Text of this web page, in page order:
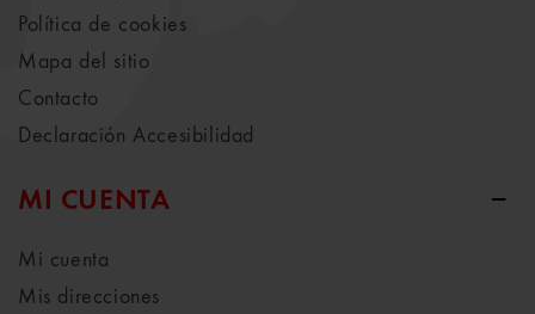
Política de cookies
Mapa del sitio
Contacto
Declaración Accesibilidad
MI CUENTA
Mi cuenta
Mis direcciones